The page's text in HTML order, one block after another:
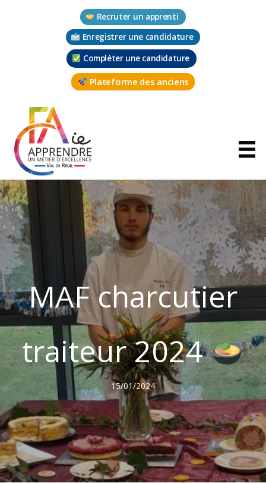
Recruter un apprenti
Enregistrer une candidature
Compléter une candidature
Plateforme des anciens
MAF charcutier
traiteur 2024
15/01/2024